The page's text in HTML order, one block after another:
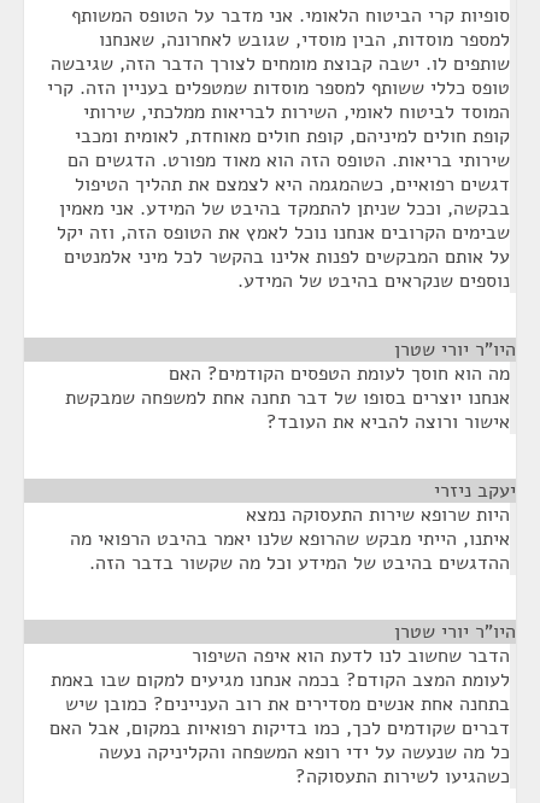
סופיות קרי הביטוח הלאומי. אני מדבר על הטופס המשותף
למספר מוסדות, הבין מוסדי, שגובש לאחרונה, שאנחנו
שותפים לו. ישבה קבוצת מומחים לצורך הדבר הזה, שגיבשה
טופס כללי ששותף למספר מוסדות שמטפלים בעניין הזה. קרי
המוסד לביטוח לאומי, השירות לבריאות ממלכתי, שירותי
קופת חולים למיניהם, קופת חולים מאוחדת, לאומית ומכבי
שירותי בריאות. הטופס הזה הוא מאוד מפורט. הדגשים הם
דגשים רפואיים, כשהמגמה היא לצמצם את תהליך הטיפול
בבקשה, וככל שניתן להתמקד בהיבט של המידע. אני מאמין
שבימים הקרובים אנחנו נוכל לאמץ את הטופס הזה, וזה יקל
על אותם המבקשים לפנות אלינו בהקשר לכל מיני אלמנטים
נוספים שנקראים בהיבט של המידע.
היו"ר יורי שטרן
מה הוא חוסך לעומת הטפסים הקודמים? האם
אנחנו יוצרים בסופו של דבר תחנה אחת למשפחה שמבקשת
אישור ורוצה להביא את העובד?
יעקב ניזרי
היות שרופא שירות התעסוקה נמצא
איתנו, הייתי מבקש שהרופא שלנו יאמר בהיבט הרפואי מה
ההדגשים בהיבט של המידע וכל מה שקשור בדבר הזה.
היו"ר יורי שטרן
הדבר שחשוב לנו לדעת הוא איפה השיפור
לעומת המצב הקודם? בכמה אנחנו מגיעים למקום שבו באמת
בתחנה אחת אנשים מסדירים את רוב העניינים? כמובן שיש
דברים שקודמים לכך, כמו בדיקות רפואיות במקום, אבל האם
כל מה שנעשה על ידי רופא המשפחה והקליניקה נעשה
כשהגיעו לשירות התעסוקה?